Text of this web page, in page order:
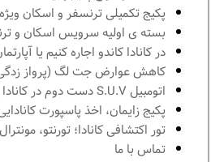
پكيج تكميلى ترنسفر و اسكان
بسته ی اولیه سرویس اسکان و
در كانادا کاندو اجاره كنيم يا
کاهش عوارض جت لگ (پرواز
اتومبیل S.U.V دست دوم در كانادا چه قيمتى دارد ؟
پكيج زايمان، اخذ پاسپورت
تور اكتشافى كانادا؛ تورنتو،
تماس با ما